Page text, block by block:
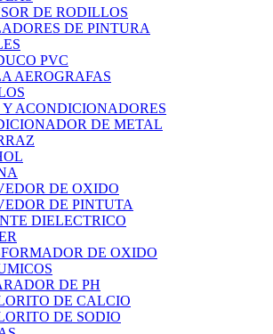
DE RODILLOS
DE PINTURA
PVC
AEROGRAFAS
Y ACONDICIONADORES
DE METAL
DE OXIDO
DE PINTUTA
DIELECTRICO
DE OXIDO
DE PH
DE CALCIO
DE SODIO